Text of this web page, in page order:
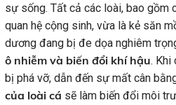
sự sống. Tất cả các loài, bao gồm
quan hệ cộng sinh, vừa là kẻ săn
dương đang bị đe dọa nghiêm
ô nhiễm và biến đổi khí hậu. Khi
bị phá vỡ, dẫn đến sự mất cân
của loài cá sẽ làm biến đổi môi